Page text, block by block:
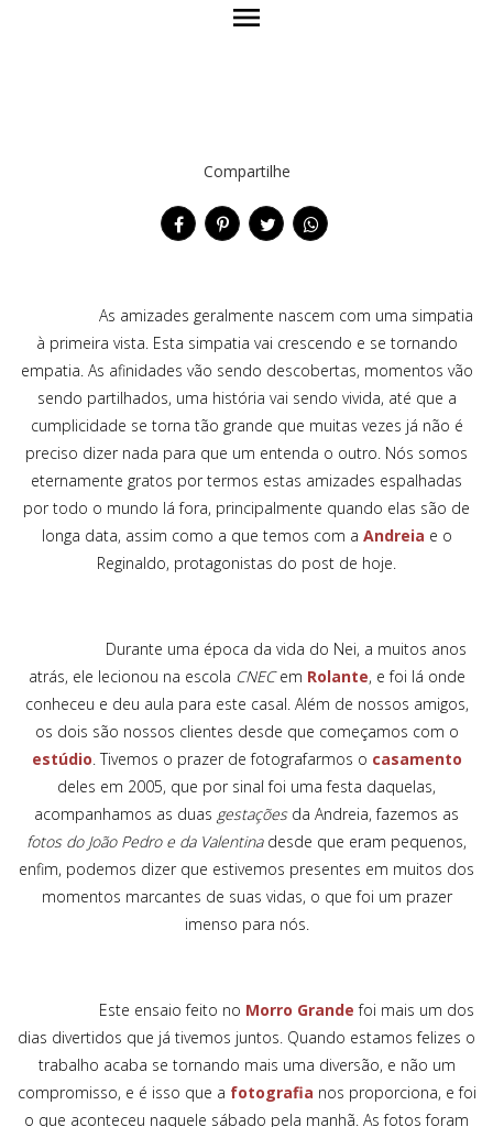
menu
Compartilhe
As amizades geralmente nascem com uma simpatia
à primeira vista. Esta simpatia vai crescendo e se tornando
empatia. As afinidades vão sendo descobertas, momentos vão
sendo partilhados, uma história vai sendo vivida, até que a
cumplicidade se torna tão grande que muitas vezes já não é
preciso dizer nada para que um entenda o outro. Nós somos
eternamente gratos por termos estas amizades espalhadas
por todo o mundo lá fora, principalmente quando elas são de
longa data, assim como a que temos com a Andreia e o
Reginaldo, protagonistas do post de hoje.
Durante uma época da vida do Nei, a muitos anos
atrás, ele lecionou na escola CNECem Rolante, e foi lá onde
conheceu e deu aula para este casal. Além de nossos amigos,
os dois são nossos clientes desde que começamos com o
estúdio. Tivemos o prazer de fotografarmos o casamento
deles em 2005, que por sinal foi uma festa daquelas,
acompanhamos as duas gestaçõesda Andreia, fazemos as
fotos do João Pedro e da Valentinadesde que eram pequenos,
enfim, podemos dizer que estivemos presentes em muitos dos
momentos marcantes de suas vidas, o que foi um prazer
imenso para nós.
Este ensaio feito no Morro Grande foi mais um dos
dias divertidos que já tivemos juntos. Quando estamos felizes o
trabalho acaba se tornando mais uma diversão, e não um
compromisso, e é isso que a fotografia nos proporciona, e foi
o que aconteceu naquele sábado pela manhã. As fotos foram